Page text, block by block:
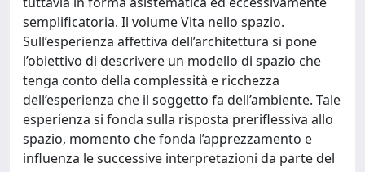
semplificatoria. Il volume Vita nello spazio.
Sull’esperienza affettiva dell’architettura si pone
l’obiettivo di descrivere un modello di spazio che
tenga conto della complessità e ricchezza
dell’esperienza che il soggetto fa dell’ambiente. Tale
esperienza si fonda sulla risposta preriflessiva allo
spazio, momento che fonda l’apprezzamento e
influenza le successive interpretazioni da parte del